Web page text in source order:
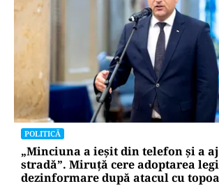
POLITICĂ
„Minciuna a ieșit din telefon și a
stradă”. Miruță cere adoptarea
dezinformare după atacul cu